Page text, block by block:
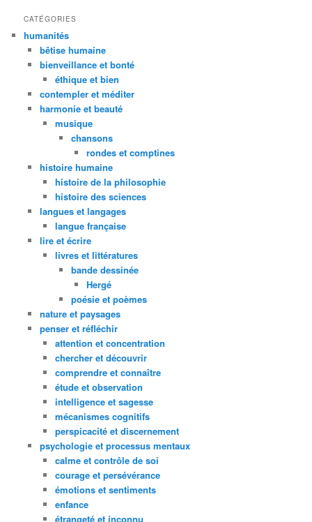
CATÉGORIES
humanités
bêtise humaine
bienveillance et bonté
éthique et bien
contempler et méditer
harmonie et beauté
musique
chansons
rondes et comptines
histoire humaine
histoire de la philosophie
histoire des sciences
langues et langages
langue française
lire et écrire
livres et littératures
bande dessinée
Hergé
poésie et poèmes
nature et paysages
penser et réfléchir
attention et concentration
chercher et découvrir
comprendre et connaître
étude et observation
intelligence et sagesse
mécanismes cognitifs
perspicacité et discernement
psychologie et processus mentaux
calme et contrôle de soi
courage et persévérance
émotions et sentiments
enfance
étrangeté et inconnu